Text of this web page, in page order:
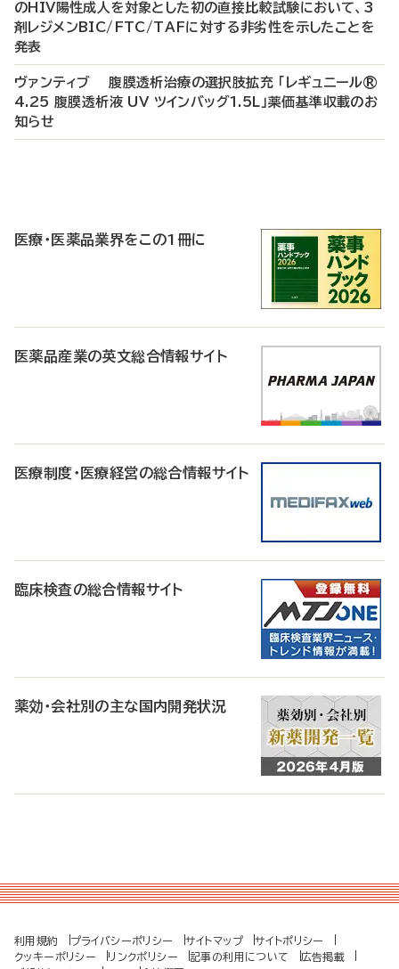
のHIV陽性成人を対象とした初の直接比較試験において、3
剤レジメンBIC/FTC/TAFに対する非劣性を示したことを
発表
ヴァンティブ 腹膜透析治療の選択肢拡充 「レギュニール®
4.25 腹膜透析液 UV ツインバッグ1.5L」薬価基準収載のお
知らせ
医療・医薬品業界をこの1冊に
医薬品産業の英文総合情報サイト
医療制度・医療経営の総合情報サイト
臨床検査の総合情報サイト
薬効・会社別の主な国内開発状況
利用規約 プライバシーポリシー サイトマップ
サイトポリシー
クッキーポリシー
リンクポリシー 記事の利用について
広告掲載